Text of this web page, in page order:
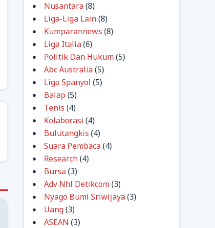
Nusantara(8)
Liga-Liga Lain(8)
Kumparannews (8)
Liga Italia(6)
Politik Dan Hukum(5)
Abc Australia(5)
Liga Spanyol (5)
Balap (5)
Tenis (4)
Kolaborasi (4)
Bulutangkis (4)
Suara Pembaca(4)
Research(4)
Bursa(3)
Adv Nhl Detikcom(3)
Nyago Bumi Sriwijaya(3)
Uang(3)
ASEAN (3)